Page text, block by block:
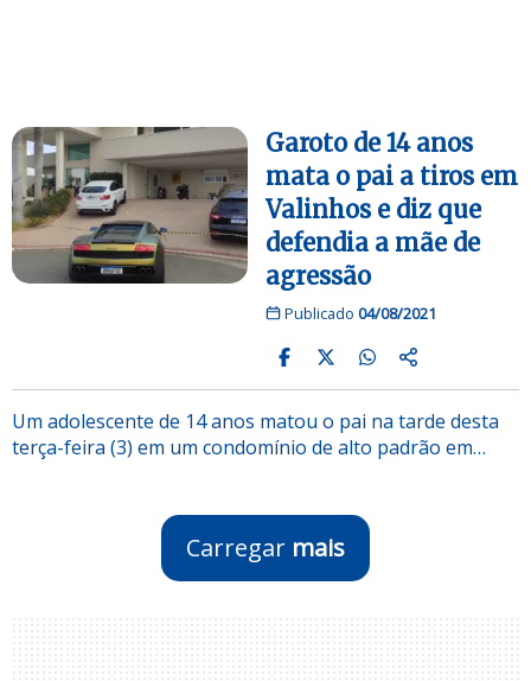
Garoto de 14 anos
mata o pai a tiros em
Valinhos e diz que
defendia a mãe de
agressão
Publicado 04/08/2021
Um adolescente de 14 anos matou o pai na tarde desta
terça-feira (3) em um condomínio de alto padrão em…
Carregar mais